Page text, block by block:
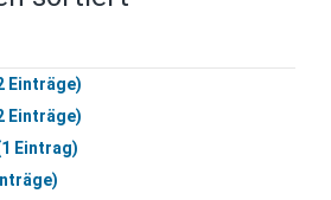
Einträge)
Einträge)
Eintrag)